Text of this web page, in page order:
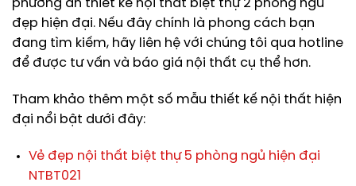
phương án thiết kế nội thất biệt thự 2 phòng ngủ
đẹp hiện đại. Nếu đây chính là phong cách bạn
đang tìm kiếm, hãy liên hệ với chúng tôi qua hotline
để được tư vấn và báo giá nội thất cụ thể hơn.
Tham khảo thêm một số mẫu thiết kế nội thất hiện
đại nổi bật dưới đây:
Vẻ đẹp nội thất biệt thự 5 phòng ngủ hiện đại
NTBT021